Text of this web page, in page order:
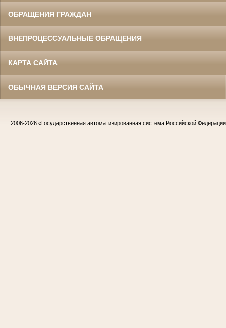
ОБРАЩЕНИЯ ГРАЖДАН
ВНЕПРОЦЕССУАЛЬНЫЕ ОБРАЩЕНИЯ
КАРТА САЙТА
ОБЫЧНАЯ ВЕРСИЯ САЙТА
2006-2026 «Государственная автоматизированная система Российской